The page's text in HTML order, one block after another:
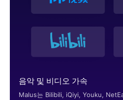
음악 및 비디오 가속
Malus는 Bilibili, iQiyi, Youku,